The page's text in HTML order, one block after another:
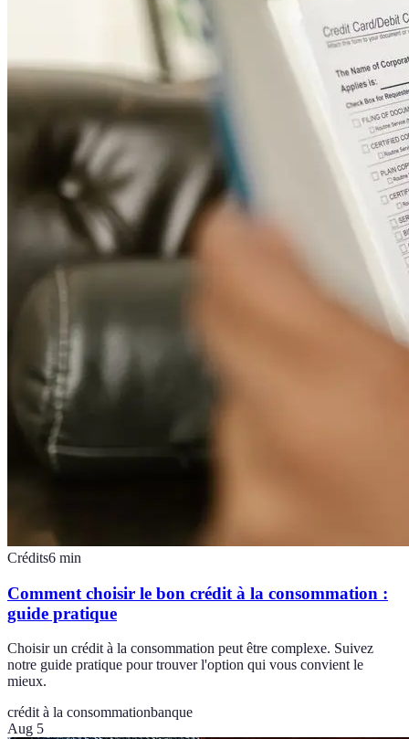
Crédits6 min
Comment choisir le bon crédit à la consommation :
guide pratique
Choisir un crédit à la consommation peut être complexe. Suivez
notre guide pratique pour trouver l'option qui vous convient le
mieux.
crédit à la consommationbanque
Aug 5